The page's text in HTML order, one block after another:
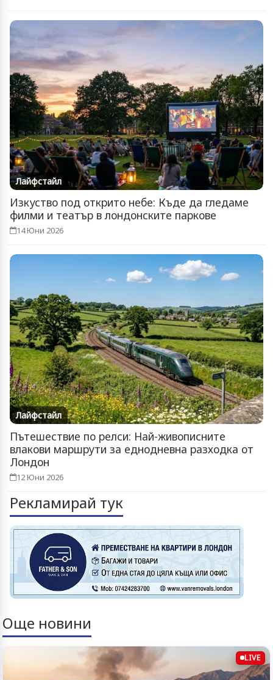
Лайфстайл
Изкуство под открито небе: Къде да гледаме
филми и театър в лондонските паркове
14 Юни 2026
Лайфстайл
Пътешествие по релси: Най-живописните
влакови маршрути за еднодневна разходка от
Лондон
12 Юни 2026
Рекламирай тук
Още новини
LIVE